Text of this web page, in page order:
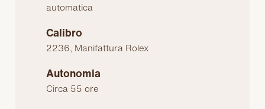
automatica
Calibro
2236, Manifattura Rolex
Autonomia
Circa 55 ore